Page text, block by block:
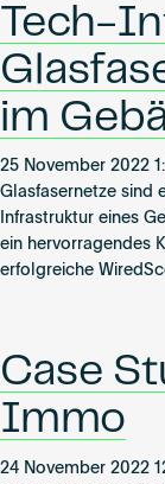
Tech-
im
25 November 2022
Glasfasernetze sind
Infrastruktur eines
ein hervorragendes
erfolgreiche
Case
Immo
24 November 2022